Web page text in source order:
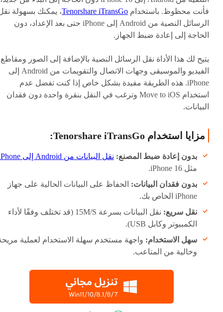
فأنت محظوظ. باستخدام Tenorshare iTransGo، يمكنك بسهولة
الرسائل النصية من Android إلى iPhone حتى بعد الإعداد، دون
الحاجة إلى إعادة ضبط الجهاز.
يتيح لك هذا الأداة نقل الرسائل النصية بالإضافة إلى الصور ومقاطع
الفيديو والموسيقى وجهات الاتصال والتقويمات من Android إلى
iPhone. هذه الطريقة مفيدة بشكل خاص إذا كنت تفضل عدم
استخدام Move to iOS وترغب في النقل بنقرة واحدة دون فقدان
البيانات.
مزايا استخدام Tenorshare iTransGo:
بدون إعادة ضبط المصنع: نقل البيانات من Android إلى iPhone
مثل iPhone 16.
بدون فقدان البيانات: الحفاظ على البيانات الحالية على جهاز
iPhone الخاص بك.
نقل سريع:
نقل البيانات بسرعة 15M/S (قد تختلف وفقًا لأداء
الكمبيوتر وكابل USB).
سهل الاستخدام: واجهة مستخدم سهلة الاستخدام لعملية
وخالية من المتاعب.